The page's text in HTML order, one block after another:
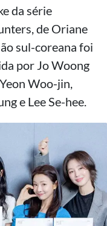
da série
de Oriane
sul-coreana foi
por Jo Woong
Woo-jin,
e Lee Se-hee.